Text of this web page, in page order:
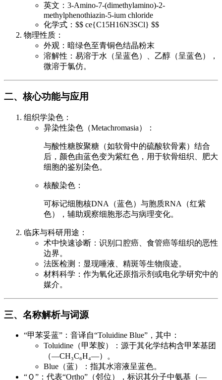
英文：3-Amino-7-(dimethylamino)-2-
methylphenothiazin-5-ium chloride
化学式：$$ ce{C15H16N3SCl} $$
物理性质：
外观：暗绿色至青铜色结晶粉末
溶解性：易溶于水（呈蓝色）、乙醇（呈蓝色），
微溶于氯仿。
二、核心功能与应用
组织学染色：
异染性染色（Metachromasia）：
与酸性糖胺聚糖（如软骨中的硫酸软骨素）结合
后，颜色由蓝色变为紫红色，用于软骨组织、肥大
细胞的鉴别染色。
核酸染色：
可标记细胞核DNA（蓝色）与胞质RNA（红紫
色），辅助观察细胞形态与病理变化。
临床与科研用途：
术中快速诊断：识别口腔癌、食管癌等组织的恶性
边界。
法医检测：显现唾液、精斑等生物痕迹。
材料科学：作为氧化还原指示剂或电化学研究中的
媒介。
三、名称解析与词源
“甲苯妥蓝”：音译自“Toluidine Blue”，其中：
Toluidine（甲苯胺）：源于其化学结构含甲苯基团
（—CH₃C₆H₄—）。
Blue（蓝）：指其水溶液呈蓝色。
“Ｏ”：代表“Ortho”（邻位），标识其分子中氨基（—